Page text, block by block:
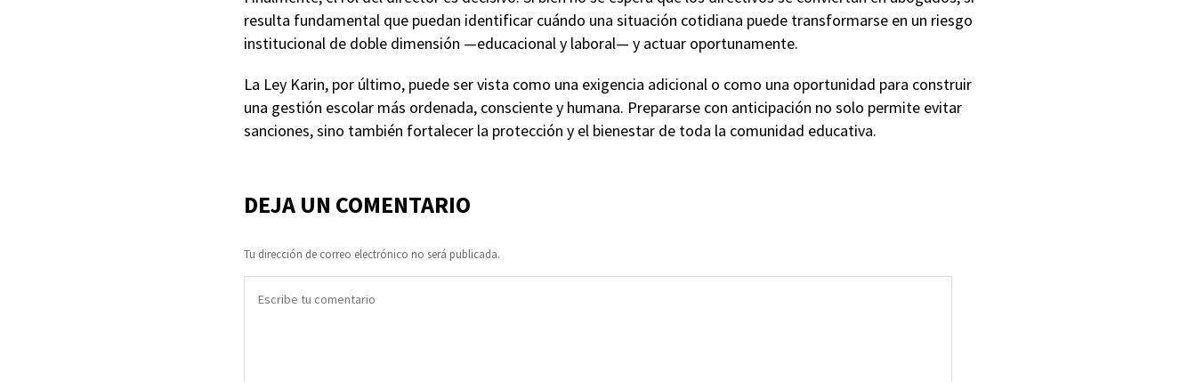
resulta fundamental que puedan identificar cuándo una situación cotidiana puede transformarse en un riesgo
institucional de doble dimensión —educacional y laboral— y actuar oportunamente.
La Ley Karin, por último, puede ser vista como una exigencia adicional o como una oportunidad para construir
una gestión escolar más ordenada, consciente y humana. Prepararse con anticipación no solo permite evitar
sanciones, sino también fortalecer la protección y el bienestar de toda la comunidad educativa.
DEJA UN COMENTARIO
Tu dirección de correo electrónico no será publicada.